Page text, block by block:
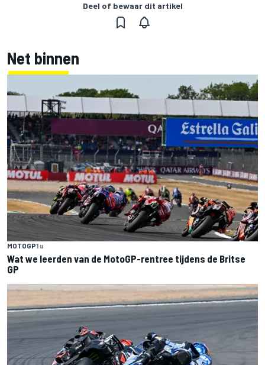
Deel of bewaar dit artikel
Net binnen
MOTOGP1 u
Wat we leerden van de MotoGP-rentree tijdens de Britse
GP